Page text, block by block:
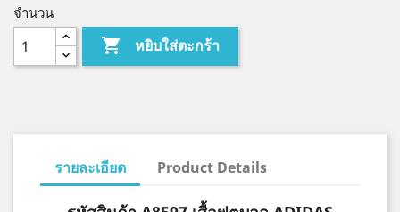
จำนวน
 หยิบใส่ตะกร้า
รายละเอียด Product Details